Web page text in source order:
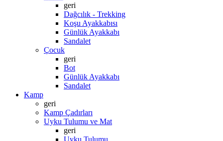
geri
Dağcılık - Trekking
Koşu Ayakkabısı
Günlük Ayakkabı
Sandalet
Çocuk
geri
Bot
Günlük Ayakkabı
Sandalet
Kamp
geri
Kamp Çadırları
Uyku Tulumu ve Mat
geri
Uyku Tulumu